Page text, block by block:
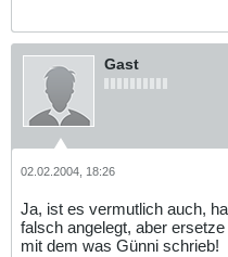
Gast
02.02.2004, 18:26
Ja, ist es vermutlich auch,
falsch angelegt, aber
mit dem was Günni schrieb!